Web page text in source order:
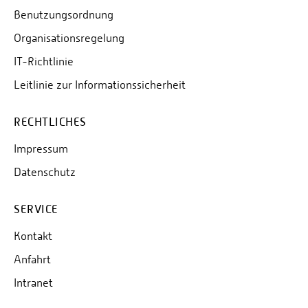
Benutzungsordnung
Organisationsregelung
IT-Richtlinie
Leitlinie zur Informationssicherheit
RECHTLICHES
Impressum
Datenschutz
SERVICE
Kontakt
Anfahrt
Intranet